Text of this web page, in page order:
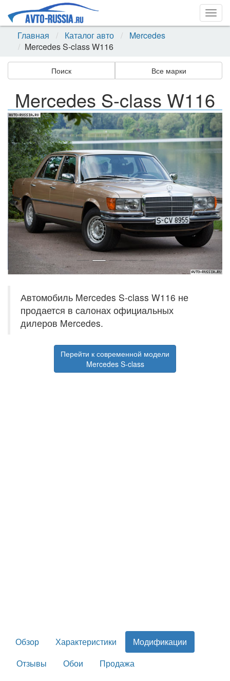
Главная
Каталог авто
Mercedes
Mercedes S-class W116
Поиск Все марки
Mercedes S-class W116
Назад
Автомобиль Mercedes S-class W116 не
продается в салонах официальных
дилеров Mercedes.
Перейти к современной модели
Mercedes S-class
Обзор Характеристики
Модификации
Отзывы
Обои Продажа